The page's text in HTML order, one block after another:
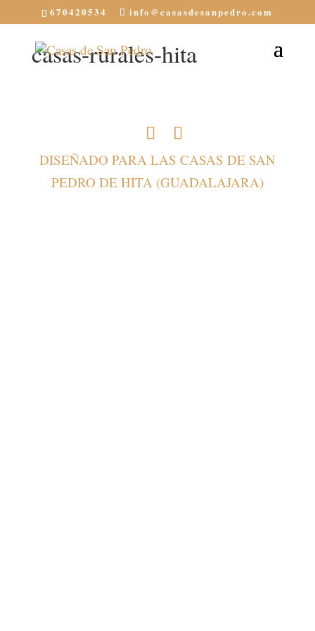
670420534 info@casasdesanpedro.com
casas-rurales-hita
DISEÑADO PARA LAS CASAS DE SAN
PEDRO DE HITA (GUADALAJARA)